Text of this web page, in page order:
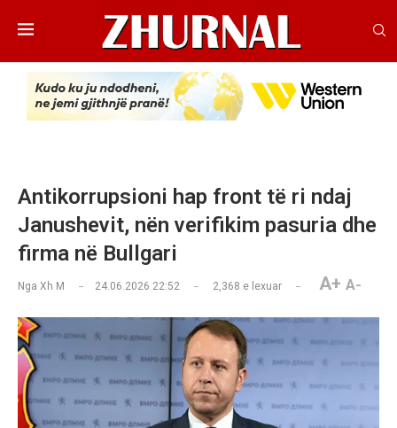
Antikorrupsioni hap front të ri ndaj
Janushevit, nën verifikim pasuria dhe
firma në Bullgari
Nga Xh M 24.06.2026 22:52 2,368 e lexuar A+ A-